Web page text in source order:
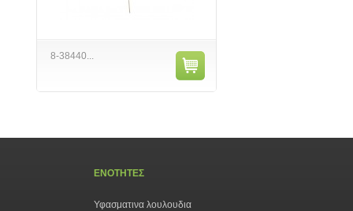
8-38440...
ΕΝΟΤΗΤΕΣ
Υφασματινα λουλουδια